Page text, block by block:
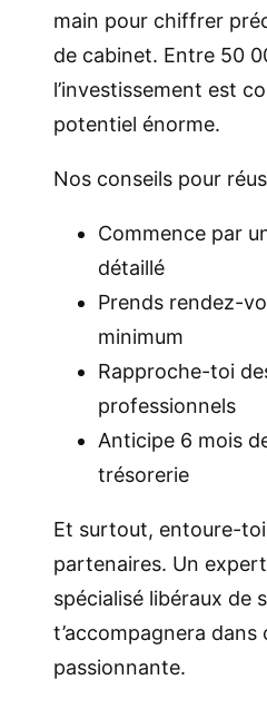
main pour chiffrer
de cabinet. Entre 50
l’investissement est
potentiel énorme.
Nos conseils pour
Commence par
détaillé
Prends rendez-
minimum
Rapproche-toi
professionnels
Anticipe 6 mois
trésorerie
Et surtout, entoure-
partenaires. Un
spécialisé libéraux de
t’accompagnera
passionnante.